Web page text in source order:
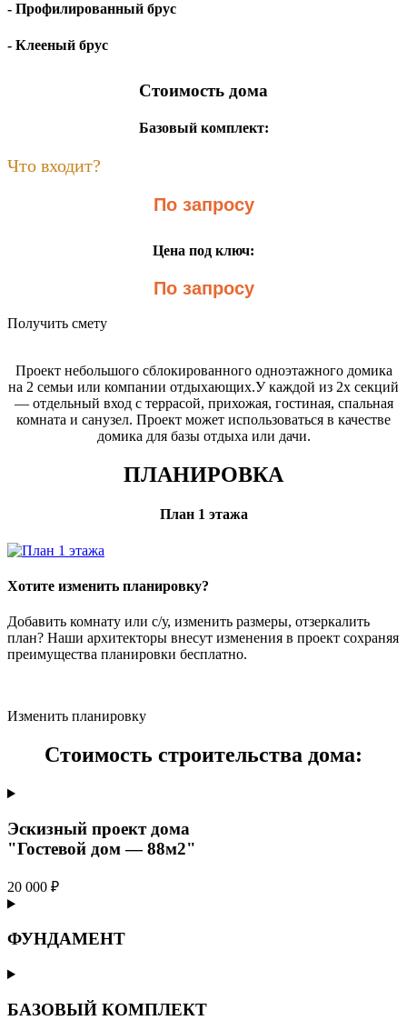
- Профилированный брус
- Клееный брус
Стоимость дома
Базовый комплект:
Что входит?
По запросу
Цена под ключ:
По запросу
Получить смету
Проект небольшого сблокированного одноэтажного домика
на 2 семьи или компании отдыхающих.У каждой из 2х секций
— отдельный вход с террасой, прихожая, гостиная, спальная
комната и санузел. Проект может использоваться в качестве
домика для базы отдыха или дачи.
ПЛАНИРОВКА
План 1 этажа
Хотите изменить планировку?
Добавить комнату или с/у, изменить размеры, отзеркалить
план? Наши архитекторы внесут изменения в проект сохраняя
преимущества планировки бесплатно.
Изменить планировку
Стоимость строительства дома:
Эскизный проект дома
"Гостевой дом — 88м2"
20 000 ₽
ФУНДАМЕНТ
БАЗОВЫЙ КОМПЛЕКТ